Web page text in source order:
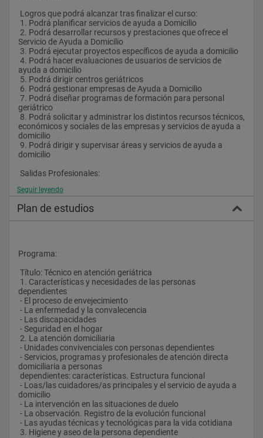
Logros que podrá alcanzar tras finalizar el curso:
1. Podrá planificar servicios de ayuda a Domicilio
Servicio de Ayuda a Domicilio
3. Podrá ejecutar proyectos específicos de ayuda a domicilio
ayuda a domicilio
5. Podrá dirigir centros geriátricos
6. Podrá gestionar empresas de Ayuda a Domicilio
geriátrico
económicos y sociales de las empresas y servicios de ayuda a
domicilio
domicilio
Salidas Profesionales:
Programas provinciales de ayuda a domicilio
- Fundaciones
- Hoteles para Mayores
- Instalaciones de Ocio Geriátricas
Programas municipales de ayuda a domicilio
- ONGs de Mayores
- Centros de Mayores
- Centros de Atención a personas en situación de Dependencia
- Servicios de Teleasistencia
- Servicios Sanitarios Privados
- Empresas Geriátricas
- Agencias de Viajes de Mayores
- Empresas de Ocio y Tiempo Libre
Seguir leyendo
Plan de estudios
Programa:
Título: Técnico en atención geriátrica
dependientes
- El proceso de envejecimiento
- La enfermedad y la convalecencia
- Las discapacidades
- Seguridad en el hogar
2. La atención domiciliaria
- Unidades convivenciales con personas dependientes
domiciliaria a personas
dependientes: características. Estructura funcional
domicilio
- La intervención en las situaciones de duelo
- La observación. Registro de la evolución funcional
- Las ayudas técnicas y tecnológicas para la vida cotidiana
3. Higiene y aseo de la persona dependiente